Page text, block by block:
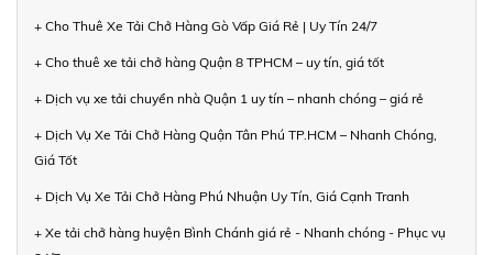
+ Cho Thuê Xe Tải Chở Hàng Gò Vấp Giá Rẻ | Uy Tín 24/7
+ Cho thuê xe tải chở hàng Quận 8 TPHCM – uy tín, giá tốt
+ Dịch vụ xe tải chuyển nhà Quận 1 uy tín – nhanh chóng – giá rẻ
+ Dịch Vụ Xe Tải Chở Hàng Quận Tân Phú TP.HCM – Nhanh Chóng,
Giá Tốt
+ Dịch Vụ Xe Tải Chở Hàng Phú Nhuận Uy Tín, Giá Cạnh Tranh
+ Xe tải chở hàng huyện Bình Chánh giá rẻ - Nhanh chóng - Phục vụ